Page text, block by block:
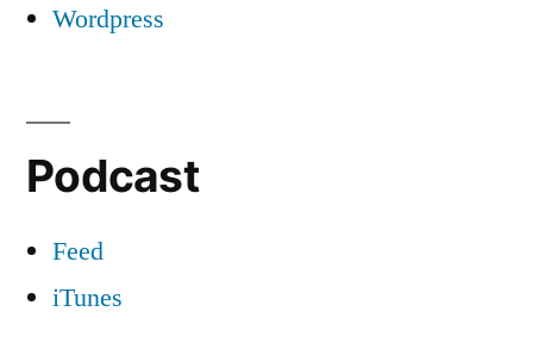
Wordpress
Podcast
Feed
iTunes